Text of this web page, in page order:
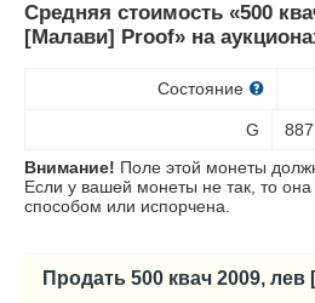
Средняя стоимость «500
[Малави] Proof» на
Состояние
G
Внимание! Поле этой монеты
Если у вашей монеты не так, то она
способом или испорчена.
Продать 500 квач 2009,